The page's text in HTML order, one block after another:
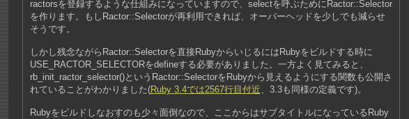
ractorsを登録するような仕組みになっていますので、selectを呼ぶためにRactor::Selector
を作ります。もしRactor::Selectorが再利用できれば、オーバーヘッドを少しでも減らせ
そうです。
しかし残念ながらRactor::Selectorを直接RubyからいじるにはRubyをビルドする時に
USE_RACTOR_SELECTORをdefineする必要がありました。一方よく見てみると、
rb_init_ractor_selector()というRactor::SelectorをRubyから見えるようにする関数も公開さ
れていることがわかりました(Ruby 3.4では2567行目付近、3.3も同様の定義です)。
Rubyをビルドしなおすのも少々面倒なので、ここからはサブタイトルになっているRuby